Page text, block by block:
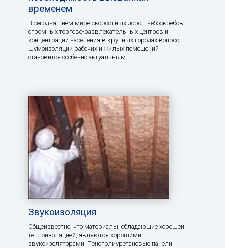
временем
В сегодняшнем мире скоростных дорог, небоскребов,
огромных торгово-развлекательных центров и
концентрации населения в крупных городах вопрос
шумоизоляции рабочих и жилых помещений
становится особенно актуальным.
Звукоизоляция
Общеизвестно, что материалы, обладающие хорошей
теплоизоляцией, являются хорошими
звукоизоляторами. Пенополиуретановые панели